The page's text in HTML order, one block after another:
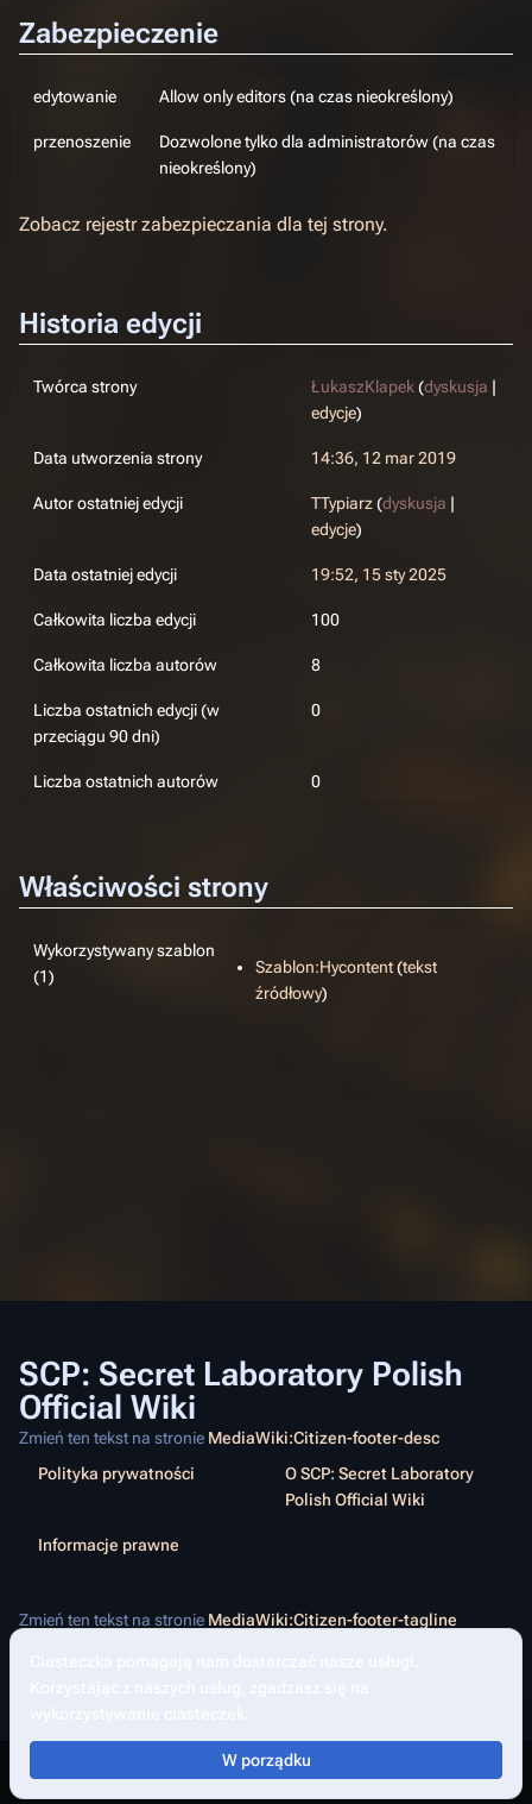
Przełącz wyszukiwanie
Przełącz menu Przełącz
Zabezpieczenie
edytowanie Allow only editors (na czas nieokreślony)
przenoszenie
Dozwolone tylko dla administratorów (na czas
nieokreślony)
Zobacz rejestr zabezpieczania dla tej strony.
Historia edycji
Twórca strony ŁukaszKlapek(dyskusja |
edycje)
Data utworzenia strony 14:36, 12 mar 2019
Autor ostatniej edycji TTypiarz(dyskusja |
edycje)
Data ostatniej edycji 19:52, 15 sty 2025
Całkowita liczba edycji 100
Całkowita liczba autorów 8
Liczba ostatnich edycji (w
przeciągu 90 dni)
0
Liczba ostatnich autorów 0
Właściwości strony
Wykorzystywany szablon
(1)
Szablon:Hycontent(tekst
źródłowy)
W porządku
SCP: Secret Laboratory Polish
Official Wiki
Zmień ten tekst na stronie MediaWiki:Citizen-footer-desc
Polityka prywatności
O SCP: Secret Laboratory
Polish Official Wiki
Informacje prawne
Zmień ten tekst na stronie MediaWiki:Citizen-footer-tagline